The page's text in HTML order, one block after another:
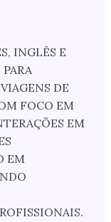
INGLÊS E
DE
FOCO EM
EM
EM